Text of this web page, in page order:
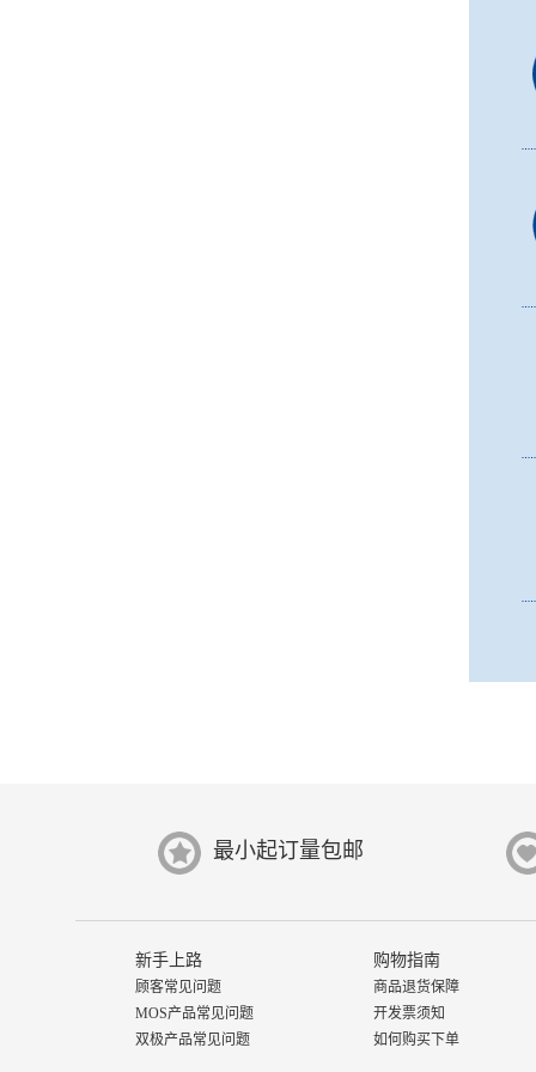
最小起订量包邮
新手上路
顾客常见问题
MOS产品常见问题
双极产品常见问题
购物指南
商品退货保障
开发票须知
如何购买下单